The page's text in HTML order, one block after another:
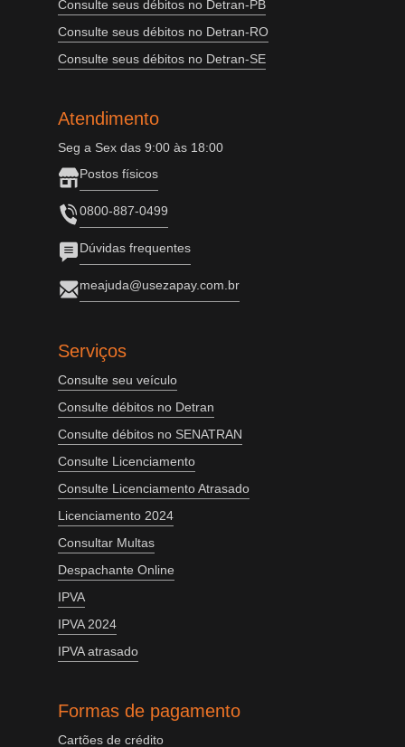
Consulte seus débitos no Detran-PB
Consulte seus débitos no Detran-RO
Consulte seus débitos no Detran-SE
Atendimento
Seg a Sex das 9:00 às 18:00
Postos físicos
0800-887-0499
Dúvidas frequentes
meajuda@usezapay.com.br
Serviços
Consulte seu veículo
Consulte débitos no Detran
Consulte débitos no SENATRAN
Consulte Licenciamento
Consulte Licenciamento Atrasado
Licenciamento 2024
Consultar Multas
Despachante Online
IPVA
IPVA 2024
IPVA atrasado
Formas de pagamento
Cartões de crédito